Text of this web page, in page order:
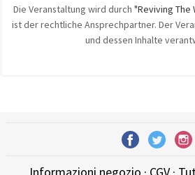
Die Veranstaltung wird durch "Reviving The
ist der rechtliche Ansprechpartner. Der
und dessen Inhalte
Informazioni negozio · CGV·